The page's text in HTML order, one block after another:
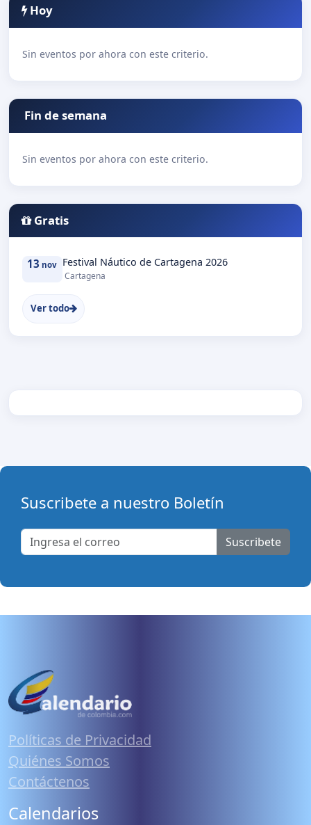
Hoy
Sin eventos por ahora con este criterio.
Fin de semana
Sin eventos por ahora con este criterio.
Gratis
13 nov Festival Náutico de Cartagena 2026
Cartagena
Ver todo
Suscribete a nuestro Boletín
Suscribete
Políticas de Privacidad
Quiénes Somos
Contáctenos
Calendarios